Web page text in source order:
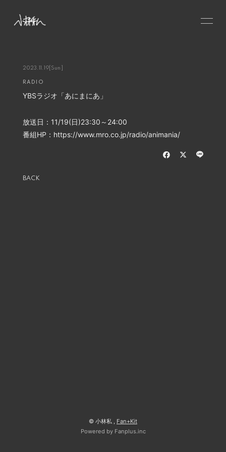
NEWS
SCHEDULE
PROFILE
VIDEO
DISCOGRAPHY
2023.11.19[Sun]
RADIO
YBSラジオ「あにまにあ」
放送日：11/19(日)23:30～24:00
番組HP：https://www.mro.co.jp/radio/animania/
BACK
© 小林私 , Fan+Kit
Powered by Fanplus.inc